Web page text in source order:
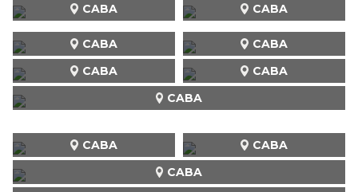
CABA
CABA
CABA CABA
CABA
CABA CABA
CABA
CABA CABA